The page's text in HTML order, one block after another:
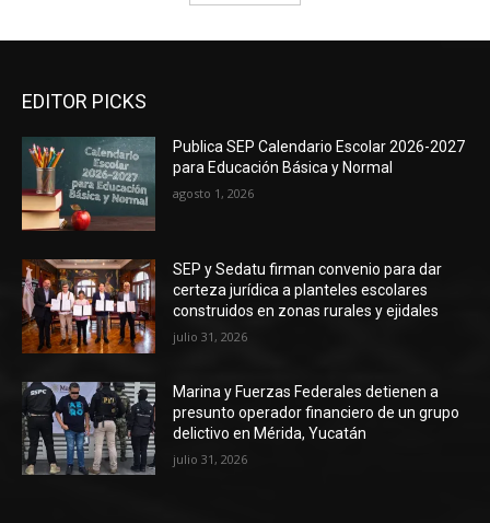
EDITOR PICKS
Publica SEP Calendario Escolar 2026-2027
para Educación Básica y Normal
agosto 1, 2026
SEP y Sedatu firman convenio para dar
certeza jurídica a planteles escolares
construidos en zonas rurales y ejidales
julio 31, 2026
Marina y Fuerzas Federales detienen a
presunto operador financiero de un grupo
delictivo en Mérida, Yucatán
julio 31, 2026